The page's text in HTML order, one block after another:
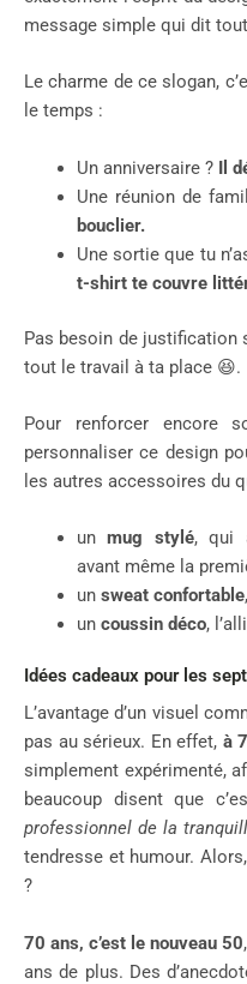
message simple qui dit
Le charme de ce slogan,
le temps :
Un anniversaire ? Il
Une réunion de
bouclier.
Une sortie que tu
t-shirt te couvre
Pas besoin de justification
tout le travail à ta place 😆.
Pour renforcer encore
personnaliser ce design
les autres accessoires du
unmug stylé, qui
avant même la
un sweat confortable
un coussin déco,
Idées cadeaux pour les
L’avantage d’un visuel
pas au sérieux. En effet, à
simplement expérimenté,
beaucoup disent que
professionnel de la
tendresse et humour.
?
70 ans, c’est le nouveau 50
ans de plus. Des